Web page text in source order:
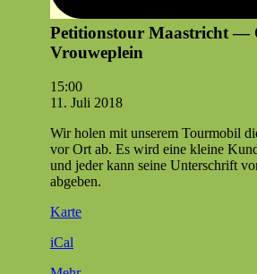
Petitionstour Maastricht —
Vrouweplein
Peti­
tion­
tour
Maas­
tricht
—
Lieve
15:00
11. Juli 2018
Wir holen mit unserem Tour­mo­bil
vor Ort ab. Es wird eine kleine
und jed­er kann seine Unter­schrift
abgeben.
Karte
iCal